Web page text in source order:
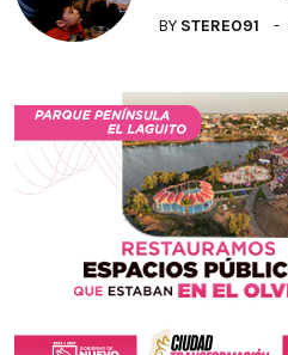
BY STEREO91